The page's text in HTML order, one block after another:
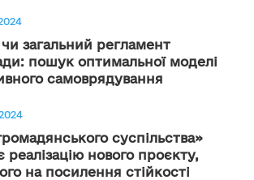
загальний регламент
пошук оптимальної моделі
самоврядування
суспільства»
реалізацію нового проєкту,
на посилення стійкості